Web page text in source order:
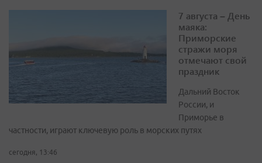
7 августа – День
маяка:
Приморские
стражи моря
отмечают свой
праздник
Дальний Восток
России, и
Приморье в
частности, играют ключевую роль в морских путях
сегодня, 13:46